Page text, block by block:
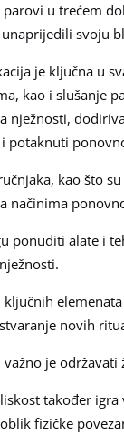
u trećem
svoju
je ključna u
kao i slušanje
nježnosti,
potaknuti
kao što
načinima
ponuditi alate i
ključnih
novih
važno je
također
fizičke